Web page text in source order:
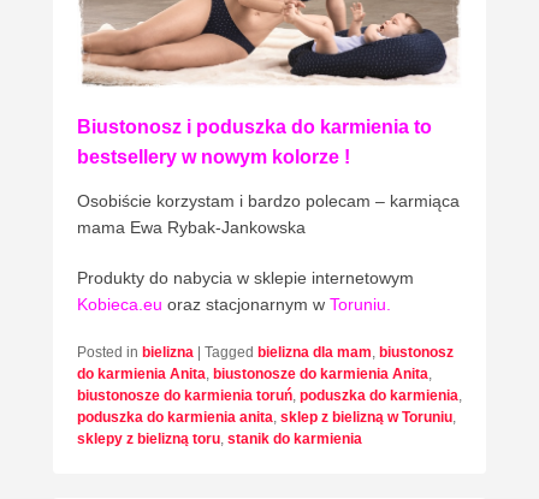
Biustonosz i poduszka do karmienia to
bestsellery w nowym kolorze !
Osobiście korzystam i bardzo polecam – karmiąca
mama Ewa Rybak-Jankowska
Produkty do nabycia w sklepie internetowym
Kobieca.eu oraz stacjonarnym w Toruniu.
Posted in bielizna Tagged bielizna dla mam, biustonosz
do karmienia Anita, biustonosze do karmienia Anita,
biustonosze do karmienia toruń, poduszka do karmienia,
poduszka do karmienia anita, sklep z bielizną w Toruniu,
sklepy z bielizną toru, stanik do karmienia